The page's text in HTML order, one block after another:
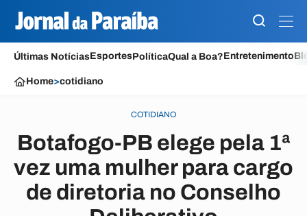
Últimas NotíciasEsportesPolíticaQual a Boa?Entretenimento
Home>cotidiano
COTIDIANO
Botafogo-PB elege pela 1ª
vez uma mulher para cargo
de diretoria no Conselho